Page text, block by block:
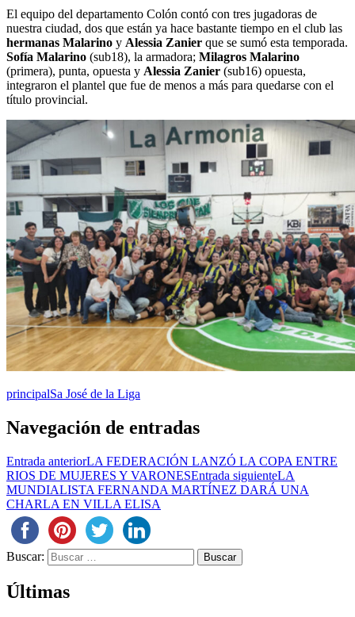
El equipo del departamento Colón contó con tres jugadoras de
nuestra ciudad, dos que están ya hace bastante tiempo en el club las
hermanas Malarino y Alessia Zanier que se sumó esta temporada.
Sofía Malarino (sub18), la armadora; Milagros Malarino
(primera), punta, opuesta y Alessia Zanier (sub16) opuesta,
integraron el plantel que fue de menos a más para quedarse con el
título provincial.
principalSa José de la Liga
Navegación de entradas
Entrada anteriorLA FEDERACIÓN LANZÓ LA COPA ENTRE
RIOS DE MUJERES Y VARONESEntrada siguienteLA
MUNDIALISTA FERNANDA MARTÍNEZ DARÁ UNA
CHARLA EN VILLA ELISA
Buscar:
Últimas